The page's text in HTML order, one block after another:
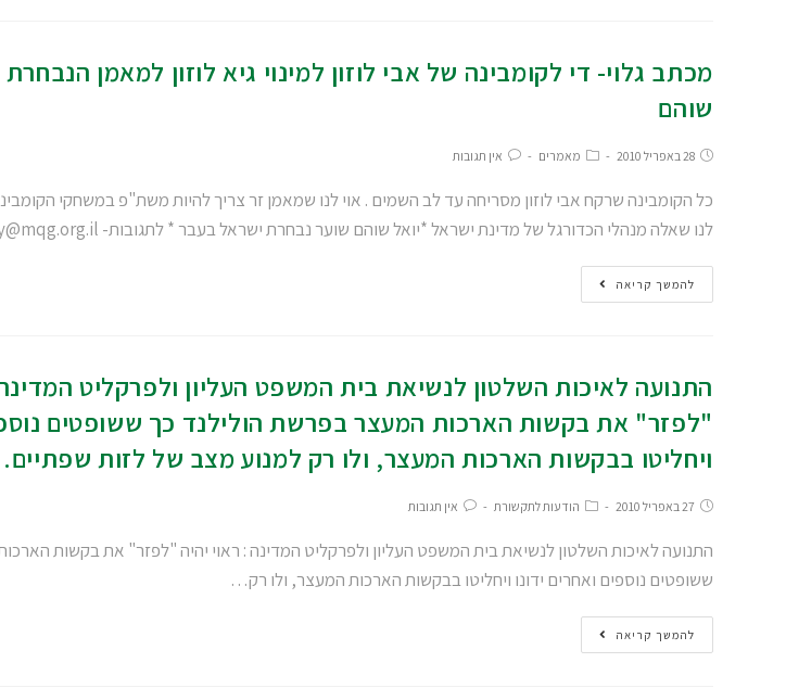
מכתב גלוי- די לקומבינה של אבי לוזון למינוי גיא לוזון למאמן
שוהם
28 באפריל 2010 מאמרים אין תגובות
כל הקומבינה שרקח אבי לוזון מסריחה עד לב השמים . אוי לנו שמאמן זר צריך להיות משת"פ במשחקי הקומבינה
לנו שאלה מנהלי הכדורגל של מדינת ישראל *יואל שוהם שוער נבחרת ישראל בעבר * לתגובות-
להמשך קריאה
התנועה לאיכות השלטון לנשיאת בית המשפט העליון ולפרקליט המדינה
"לפזר" את בקשות הארכות המעצר בפרשת הולילנד כך ששופטים
ויחליטו בבקשות הארכות המעצר, ולו רק למנוע מצב של לזות שפתיים.
27 באפריל 2010 הודעות לתקשורת אין תגובות
התנועה לאיכות השלטון לנשיאת בית המשפט העליון ולפרקליט המדינה : ראוי יהיה "לפזר" את בקשות
ששופטים נוספים ואחרים ידונו ויחליטו בבקשות הארכות המעצר, ולו רק…
להמשך קריאה